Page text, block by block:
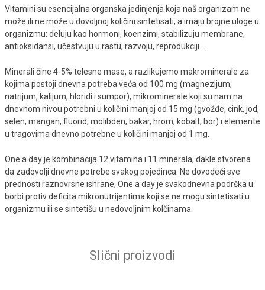
Vitamini su esencijalna organska jedinjenja koja naš organizam ne
može ili ne može u dovoljnoj količini sintetisati, a imaju brojne uloge u
organizmu: deluju kao hormoni, koenzimi, stabilizuju membrane,
antioksidansi, učestvuju u rastu, razvoju, reprodukciji...
Minerali čine 4-5% telesne mase, a razlikujemo makrominerale za
kojima postoji dnevna potreba veća od 100 mg (magnezijum,
natrijum, kalijum, hloridi i sumpor), mikrominerale koji su nam na
dnevnom nivou potrebni u količini manjoj od 15 mg (gvožđe, cink, jod,
selen, mangan, fluorid, molibden, bakar, hrom, kobalt, bor) i elemente
u tragovima dnevno potrebne u količini manjoj od 1 mg.
One a day je kombinacija 12 vitamina i 11 minerala, dakle stvorena
da zadovolji dnevne potrebe svakog pojedinca. Ne dovodeći sve
prednosti raznovrsne ishrane, One a day je svakodnevna podrška u
borbi protiv deficita mikronutrijentima koji se ne mogu sintetisati u
organizmu ili se sintetišu u nedovoljnim kolčinama.
Slični proizvodi